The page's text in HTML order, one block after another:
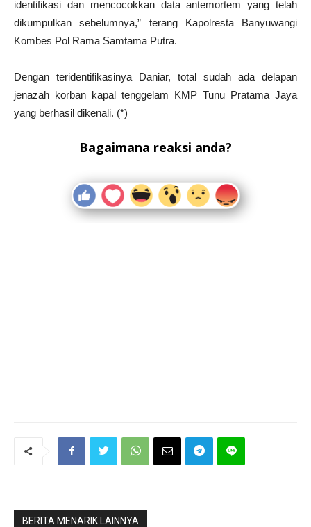
identifikasi dan mencocokkan data antemortem yang telah
dikumpulkan sebelumnya,” terang Kapolresta Banyuwangi
Kombes Pol Rama Samtama Putra.
Dengan teridentifikasinya Daniar, total sudah ada delapan
jenazah korban kapal tenggelam KMP Tunu Pratama Jaya
yang berhasil dikenali. (*)
Bagaimana reaksi anda?
BERITA MENARIK LAINNYA